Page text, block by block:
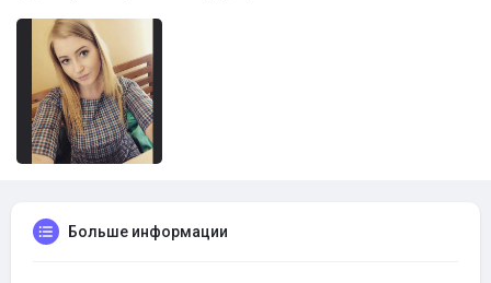
Больше информации